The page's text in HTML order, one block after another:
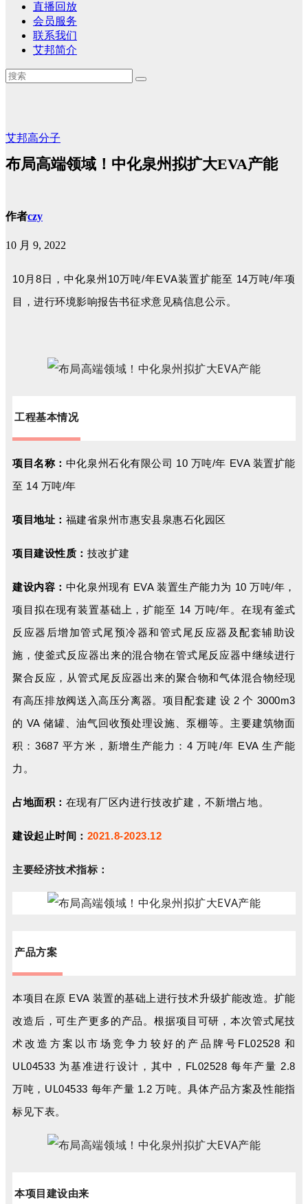
直播回放
会员服务
联系我们
艾邦简介
艾邦高分子
布局高端领域！中化泉州拟扩大EVA产能
作者czy
10 月 9, 2022
10月8日，中化泉州10万吨/年EVA装置扩能至 14万吨/年项
目，进行环境影响报告书征求意见稿信息公示。
工程基本情况
项目名称： 中化泉州石化有限公司 10 万吨/年 EVA 装置扩能
至 14 万吨/年
项目地址： 福建省泉州市惠安县泉惠石化园区
项目建设性质： 技改扩建
建设内容： 中化泉州现有 EVA 装置生产能力为 10 万吨/年，
项目拟在现有装置基础上，扩能至 14 万吨/年。在现有釜式
反应器后增加管式尾预冷器和管式尾反应器及配套辅助设
施，使釜式反应器出来的混合物在管式尾反应器中继续进行
聚合反应，从管式尾反应器出来的聚合物和气体混合物经现
有高压排放阀送入高压分离器。项目配套建 设 2 个 3000m3
的 VA 储罐、油气回收预处理设施、泵棚等。主要建筑物面
积：3687 平方米，新增生产能力：4 万吨/年 EVA 生产能
力。
占地面积： 在现有厂区内进行技改扩建，不新增占地。
建设起止时间： 2021.8-2023.12
主要经济技术指标：
产品方案
本项目在原 EVA 装置的基础上进行技术升级扩能改造。扩能
改造后，可生产更多的产品。根据项目可研，本次管式尾技
术改造方案以市场竞争力较好的产品牌号FL02528 和
UL04533 为基准进行设计，其中，FL02528 每年产量 2.8
万吨，UL04533 每年产量 1.2 万吨。具体产品方案及性能指
标见下表。
本项目建设由来